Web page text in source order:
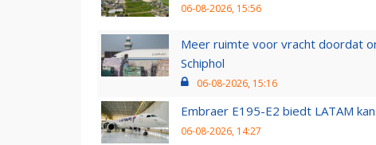
06-08-2026, 15:56
Meer ruimte voor vracht doordat
Schiphol
06-08-2026, 15:16
Embraer E195-E2 biedt LATAM
06-08-2026, 14:27